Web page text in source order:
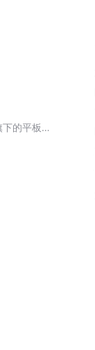
华为公司旗下的平板电脑